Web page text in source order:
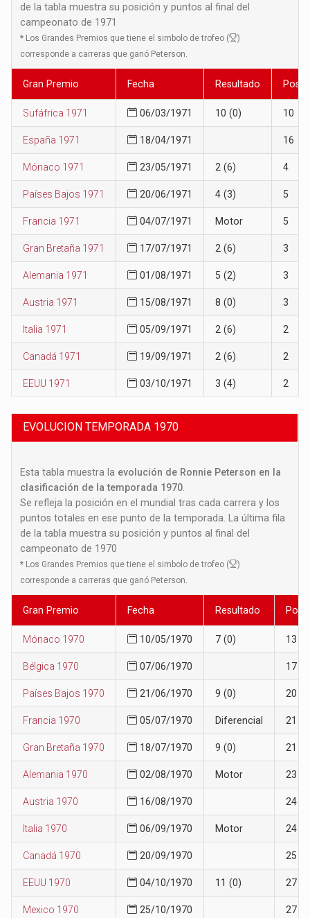
de la tabla muestra su posición y puntos al final del
campeonato de 1971
* Los Grandes Premios que tiene el simbolo de trofeo (
)
corresponde a carreras que ganó Peterson.
Gran Premio Fecha Resultado
Sufáfrica 1971 06/03/1971 10 (0) 10
España 1971 18/04/1971 16
Mónaco 1971 23/05/1971 2 (6) 4
Países Bajos 1971 20/06/1971 4 (3) 5
Francia 1971 04/07/1971 Motor 5
Gran Bretaña 1971 17/07/1971 2 (6) 3
Alemania 1971 01/08/1971 5 (2) 3
Austria 1971 15/08/1971 8 (0) 3
Italia 1971 05/09/1971 2 (6) 2
Canadá 1971 19/09/1971 2 (6) 2
EEUU 1971 03/10/1971 3 (4) 2
EVOLUCION TEMPORADA 1970
Esta tabla muestra la evolución de Ronnie Peterson en la
clasificación de la temporada 1970
Se refleja la posición en el mundial tras cada carrera y los
puntos totales en ese punto de la temporada. La última fila
de la tabla muestra su posición y puntos al final del
campeonato de 1970
* Los Grandes Premios que tiene el simbolo de trofeo (
)
corresponde a carreras que ganó Peterson.
Gran Premio Fecha Resultado
Mónaco 1970 10/05/1970 7 (0) 13
Bélgica 1970 07/06/1970 17
Países Bajos 1970 21/06/1970 9 (0) 20
Francia 1970 05/07/1970 Diferencial 21
Gran Bretaña 1970 18/07/1970 9 (0) 21
Alemania 1970 02/08/1970 Motor 23
Austria 1970 16/08/1970 24
Italia 1970 06/09/1970 Motor 24
Canadá 1970 20/09/1970 25
EEUU 1970 04/10/1970 11 (0) 27
Mexico 1970 25/10/1970 27